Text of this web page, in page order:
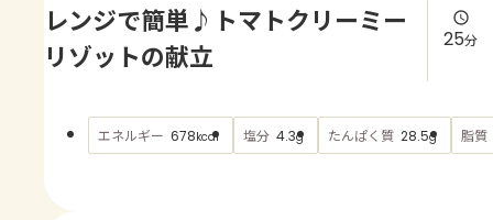
AJINOMOTO PARK とは
レンジで簡単♪トマトクリーミー
リゾットの献立
25分
エネルギー 678kcal 塩分 4.3g たんぱく質 28.5g 脂質